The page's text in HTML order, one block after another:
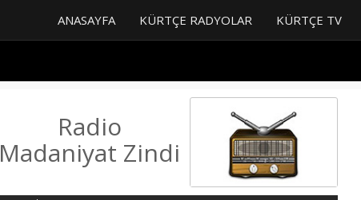
ANASAYFA KÜRTÇE RADYOLAR KÜRTÇE TV
Radio
Madaniyat Zindi